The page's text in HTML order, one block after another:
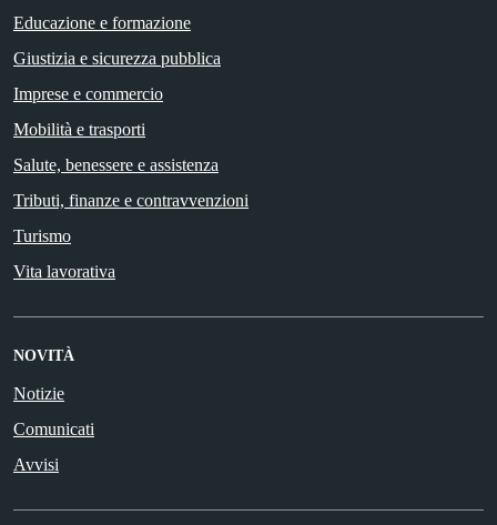
Educazione e formazione
Giustizia e sicurezza pubblica
Imprese e commercio
Mobilità e trasporti
Salute, benessere e assistenza
Tributi, finanze e contravvenzioni
Turismo
Vita lavorativa
NOVITÀ
Notizie
Comunicati
Avvisi